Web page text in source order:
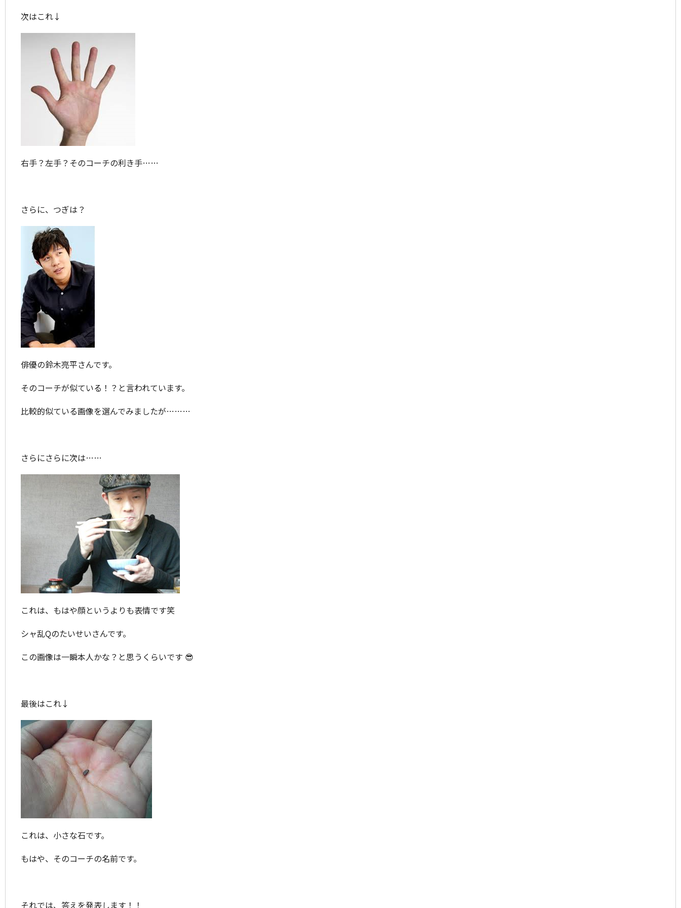
次はこれ↓
右手？左手？そのコーチの利き手……
さらに、つぎは？
俳優の鈴木亮平さんです。
そのコーチが似ている！？と言われています。
比較的似ている画像を選んでみましたが………
さらにさらに次は……
これは、もはや顔というよりも表情です笑
シャ乱Qのたいせいさんです。
この画像は一瞬本人かな？と思うくらいです 😎
最後はこれ↓
これは、小さな石です。
もはや、そのコーチの名前です。
それでは、答えを発表します！！